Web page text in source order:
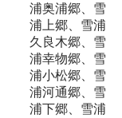
浦奥浦郷、雪
浦上郷、雪浦
久良木郷、雪
浦幸物郷、雪
浦小松郷、雪
浦河通郷、雪
浦下郷、雪浦